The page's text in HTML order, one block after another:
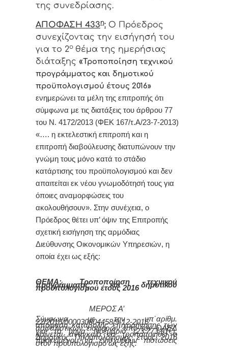
της συνεδρίασης.
ΑΠΟΦΑΣΗ 433η: Ο Πρόεδρος
συνεχίζοντας την εισήγησή του
για το 2ο θέμα της ημερήσιας
διάταξης «Τροποποίηση τεχνικού
προγράμματος και δημοτικού
προϋπολογισμού έτους 2016»
ενημερώνει τα μέλη της επιτροπής ότι
σύμφωνα με τις διατάξεις του άρθρου 77
του Ν. 4172/2013 (ΦΕΚ 167/τ.Α/23-7-2013)
«…. η εκτελεστική επιτροπή και η
επιτροπή διαβούλευσης διατυπώνουν την
γνώμη τους μόνο κατά το στάδιο
κατάρτισης του προϋπολογισμού και δεν
απαιτείται εκ νέου γνωμοδότησή τους για
όποιες αναμορφώσεις του
ακολουθήσουν». Στην συνέχεια, ο
Πρόεδρος θέτει υπ’ όψιν της Επιτροπής
σχετική εισήγηση της αρμόδιας
Διεύθυνσης Οικονομικών Υπηρεσιών, η
οποία έχει ως εξής:
ΘΕΜΑ:Τροποποίηση τεχνικού
προγράμματος και δημοτικού
προϋπολογισμού έτους 2016
ΜΕΡΟΣ Α’
Σύμφωνα με την υπ΄αρίθμ.
22/2016/000030804458/9-12-2016
απόφαση καταβολής επιχορήγησης των
ασφαλιστικών εισφορών από τον ΟΑΕΔ
για το μήνα Νοέμβριο (23.773,91€),
κρίνεται αναγκαίο να τροποποιηθεί ο
Δημοτικός Προϋπολογισμός έτους 2016
προκειμένου να ενισχυθούν πιστώσεις
στον προϋπολογισμό ως εξής: